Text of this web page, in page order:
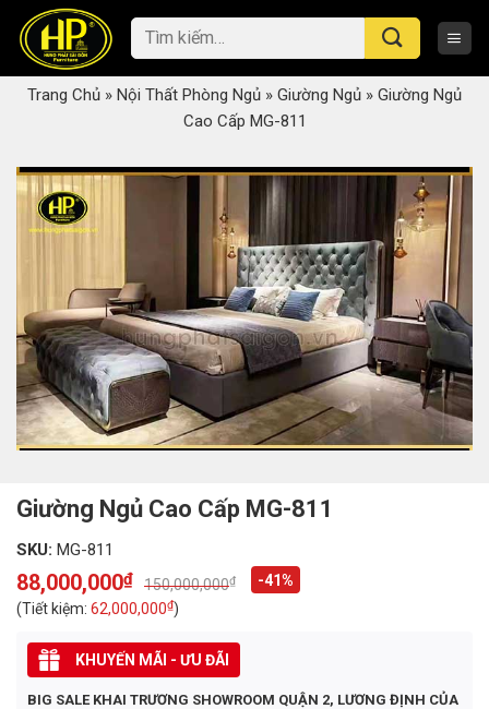
content
Tìm
kiếm:
Trang Chủ » Nội Thất Phòng Ngủ » Giường Ngủ » Giường Ngủ
Cao Cấp MG-811
Giường Ngủ Cao Cấp MG-811
SKU: MG-811
150,000,000₫
Original
price
was:
150,000,000₫.
88,000,000₫
Current
price
is:
88,000,000₫.
-41%
(Tiết kiệm: 62,000,000₫)
KHUYẾN MÃI - ƯU ĐÃI
BIG SALE KHAI TRƯƠNG SHOWROOM QUẬN 2, LƯƠNG ĐỊNH CỦA